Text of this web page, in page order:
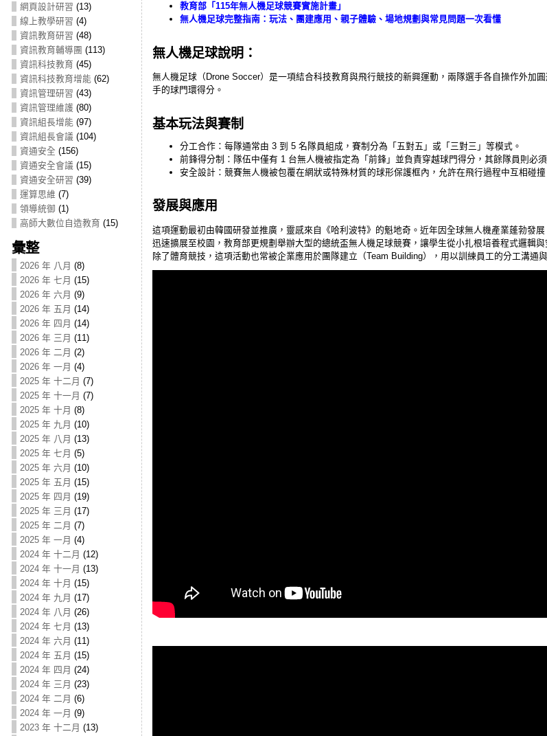
網頁設計研習 (13)
線上教學研習 (4)
資訊教育研習 (48)
資訊教育輔導團 (113)
資訊科技教育 (45)
資訊科技教育增能(62)
資訊管理研習 (43)
資訊管理維護(80)
資訊組長增能(97)
資訊組長會議 (104)
資通安全 (156)
資通安全會議 (15)
資通安全研習 (39)
運算思維 (7)
領導統御 (1)
高師大數位自造教育 (15)
彙整
2026 年 八月 (8)
2026 年 七月 (15)
2026 年 六月 (9)
2026 年 五月 (14)
2026 年 四月 (14)
2026 年 三月 (11)
2026 年 二月 (2)
2026 年 一月 (4)
2025 年 十二月 (7)
2025 年 十一月 (7)
2025 年 十月 (8)
2025 年 九月 (10)
2025 年 八月 (13)
2025 年 七月 (5)
2025 年 六月 (10)
2025 年 五月 (15)
2025 年 四月 (19)
2025 年 三月 (17)
2025 年 二月 (7)
2025 年 一月 (4)
2024 年 十二月 (12)
2024 年 十一月 (13)
2024 年 十月 (15)
2024 年 九月 (17)
2024 年 八月 (26)
2024 年 七月 (13)
2024 年 六月 (11)
2024 年 五月 (15)
2024 年 四月 (24)
2024 年 三月 (23)
2024 年 二月 (6)
2024 年 一月 (9)
2023 年 十二月 (13)
教育部「115年無人機足球競賽實施計畫」
無人機足球完整指南：玩法、團建應用、親子體驗、場地規劃與常見問題一次看懂
無人機足球說明：
無人機足球（Drone Soccer）是一項結合科技教育與飛行競技的新興運動，兩隊選手各自操作外加
手的球門環得分。
基本玩法與賽制
分工合作：每隊通常由 3 到 5 名隊員組成，賽制分為「五對五」或「三對三」等模式。
前鋒得分制：隊伍中僅有 1 台無人機被指定為「前鋒」並負責穿越球門得分，其餘隊員則必
安全設計：競賽無人機被包覆在網狀或特殊材質的球形保護框內，允許在飛行過程中互相碰撞
發展與應用
這項運動最初由韓國研發並推廣，靈感來自《哈利波特》的魁地奇。近年因全球無人機產業蓬勃發
迅速擴展至校園，教育部更規劃舉辦大型的總統盃無人機足球競賽，讓學生從小扎根培養程式邏輯與
除了體育競技，這項活動也常被企業應用於團隊建立（Team Building），用以訓練員工的分工溝通